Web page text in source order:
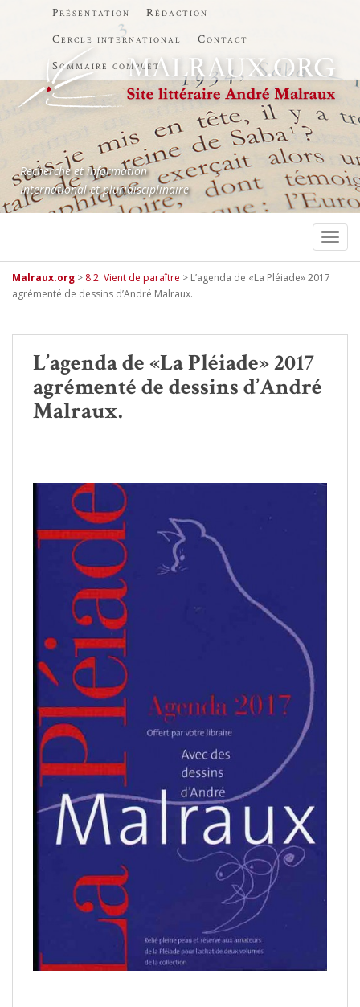
Présentation
Rédaction
Cercle international
Contact
Sommaire complet
Recherche et information
International et pluridisciplinaire
Malraux.org > 8.2. Vient de paraître > L’agenda de «La Pléiade» 2017
agrémenté de dessins d’André Malraux.
L’agenda de «La Pléiade» 2017
agrémenté de dessins d’André
Malraux.